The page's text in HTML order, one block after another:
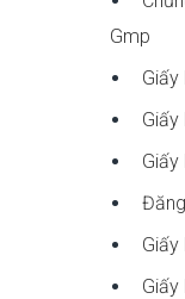
Gmp
Giấy
Giấy
Giấy
Giấy
Giấy